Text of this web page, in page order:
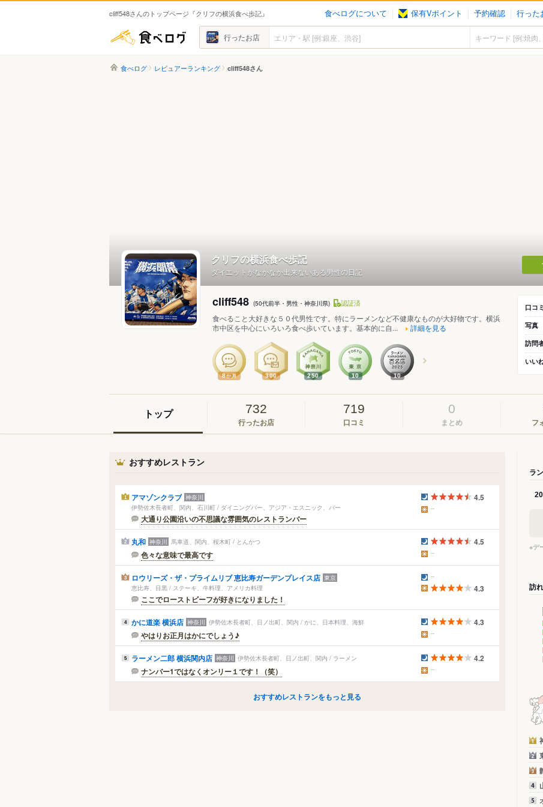
cliff548さんのトップページ『クリフの横浜食べ歩記』 食べログについて 保有Vポイント 予約確認 行った
食べログ 行ったお店
食べログ レビュアーランキング cliff548さん
クリフの横浜食べ歩記
ダイエットがなかなか出来ないある男性の日記
cliff548 (50代前半・男性・神奈川県) 認証済
食べること大好きな５０代男性です。特にラーメンなど不健康なものが大好物です。横浜
市中区を中心にいろいろ食べ歩いています。基本的に自...
詳細を見る
8か月 300 250 10 10
口コ
写真
訪問
いい
トップ 732
行ったお店
719
口コミ
0
まとめ フ
おすすめレストラン
1 アマゾンクラブ 神奈川
伊勢佐木長者町、関内、石川町 / ダイニングバー、アジア・エスニック、バー
大通り公園沿いの不思議な雰囲気のレストランバー
4.5
2 丸和 神奈川 馬車道、関内、桜木町 / とんかつ
色々な意味で最高です
4.5
3 ロウリーズ・ザ・プライムリブ 恵比寿ガーデンプレイス店 東京
恵比寿、目黒 / ステーキ、牛料理、アメリカ料理
ここでローストビーフが好きになりました！
4.3
4 かに道楽 横浜店 神奈川 伊勢佐木長者町、日ノ出町、関内 / かに、日本料理、海鮮
やはりお正月はかにでしょう♪
4.3
5 ラーメン二郎 横浜関内店 神奈川 伊勢佐木長者町、日ノ出町、関内 / ラーメン
ナンバー1ではなくオンリー１です！（笑）
4.2
おすすめレストランをもっと見る
ラ
※デ
訪